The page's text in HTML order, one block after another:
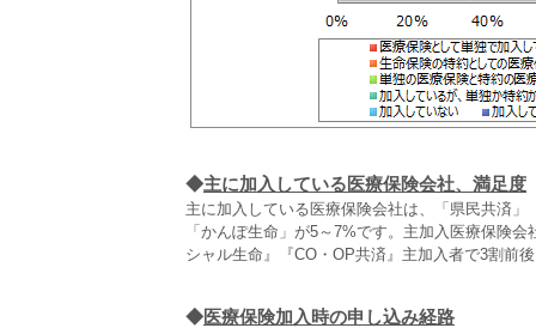
◆主に加入している医療保険会社、満足度
主に加入している医療保険会社は、「県民共済
「かんぽ生命」が5～7%です。主加入医療保険
シャル生命』『CO・OP共済』主加入者で3割前
◆医療保険加入時の申し込み経路